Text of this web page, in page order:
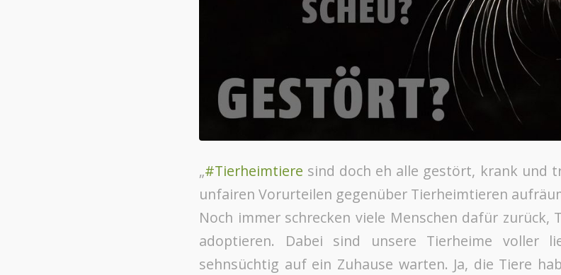
„#Tierheimtiere sind doch eh alle gestört, krank und
unfairen Vorurteilen gegenüber Tierheimtieren
Noch immer schrecken viele Menschen dafür zurück,
adoptieren. Dabei sind unsere Tierheime voller
sehnsüchtig auf ein Zuhause warten. Ja, die Tiere